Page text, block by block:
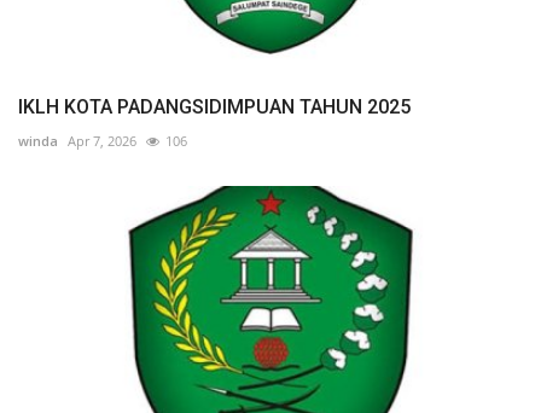
IKLH KOTA PADANGSIDIMPUAN TAHUN 2025
winda Apr 7, 2026 106